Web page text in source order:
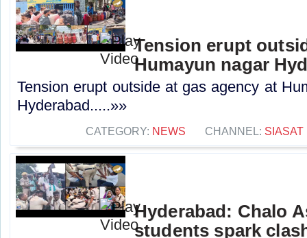
Tension erupt
Humayun nagar
Tension erupt outside at gas agency at
Hyderabad.....»»
CATEGORY: NEWS CHANNEL: SIASAT
Hyderabad: Chalo
students spark